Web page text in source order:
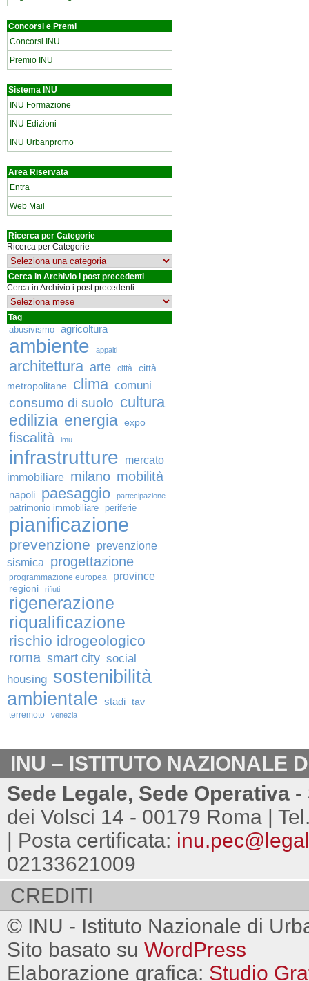
Concorsi e Premi
Concorsi INU
Premio INU
Sistema INU
INU Formazione
INU Edizioni
INU Urbanpromo
Area Riservata
Entra
Web Mail
Ricerca per Categorie
Ricerca per Categorie
Cerca in Archivio i post precedenti
Cerca in Archivio i post precedenti
Tag
abusivismo agricoltura
ambiente appalti
architettura arte città
città
metropolitane
clima comuni
consumo di suolo cultura
edilizia energia expo
fiscalità imu
infrastrutture
mercato
immobiliare milano mobilità
napoli paesaggio partecipazione
patrimonio immobiliare periferie
pianificazione
prevenzione
prevenzione
sismica
progettazione
programmazione europea province
regioni rifiuti
rigenerazione
riqualificazione
rischio idrogeologico
roma smart city social
housing sostenibilità
ambientale stadi tav
terremoto venezia
INU – ISTITUTO NAZIONALE
Sede Legale, Sede Operativa
dei Volsci 14 - 00179 Roma |
| Posta certificata:
02133621009
CREDITI
© INU - Istituto Nazionale di
Sito basato su WordPress
Elaborazione grafica: Studio